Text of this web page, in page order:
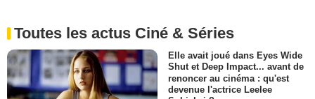
Toutes les actus Ciné & Séries
Elle avait joué dans Eyes Wide
Shut et Deep Impact... avant de
renoncer au cinéma : qu'est
devenue l'actrice Leelee